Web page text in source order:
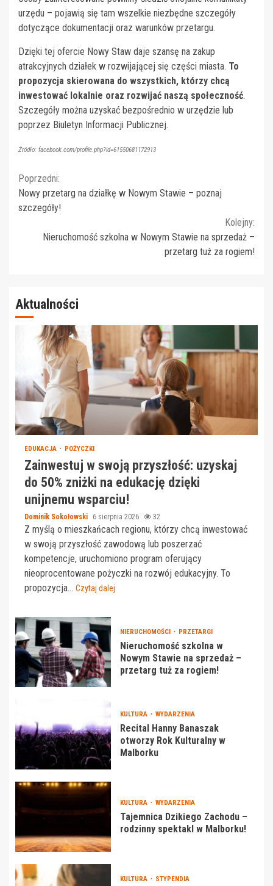
urzędu – pojawią się tam wszelkie niezbędne szczegóły
dotyczące dokumentacji oraz warunków przetargu.
Dzięki tej ofercie Nowy Staw daje szansę na zakup
atrakcyjnych działek w rozwijającej się części miasta. To
propozycja skierowana do wszystkich, którzy chcą
inwestować lokalnie oraz rozwijać naszą społeczność.
Szczegóły można uzyskać bezpośrednio w urzędzie lub
poprzez Biuletyn Informacji Publicznej.
Źródło: facebook.com/profile.php?id=61550681172913
Continue
Reading
Poprzedni:
Nowy przetarg na działkę w Nowym Stawie – poznaj
szczegóły!
Kolejny:
Nieruchomość szkolna w Nowym Stawie na sprzedaż –
przetarg tuż za rogiem!
Aktualności
EDUKACJA POŻYCZKI
Zainwestuj w swoją przyszłość: uzyskaj
do 50% zniżki na edukację dzięki
unijnemu wsparciu!
Dominik Sokołowski 6 sierpnia 2026 32
Z myślą o mieszkańcach regionu, którzy chcą inwestować
w swoją przyszłość zawodową lub poszerzać
kompetencje, uruchomiono program oferujący
nieoprocentowane pożyczki na rozwój edukacyjny. To
propozycja... Czytaj dalej
NIERUCHOMOŚCI PRZETARGI
Nieruchomość szkolna w
Nowym Stawie na sprzedaż –
przetarg tuż za rogiem!
KULTURA WYDARZENIA
Recital Hanny Banaszak
otworzy Rok Kulturalny w
Malborku
KULTURA WYDARZENIA
Tajemnica Dzikiego Zachodu –
rodzinny spektakl w Malborku!
KULTURA STYPENDIA